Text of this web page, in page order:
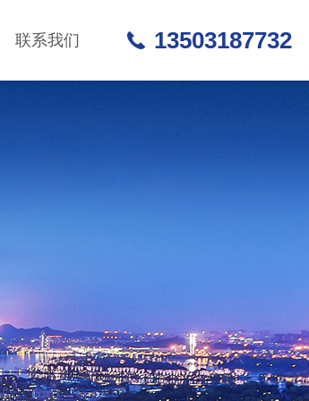
联系我们 13503187732